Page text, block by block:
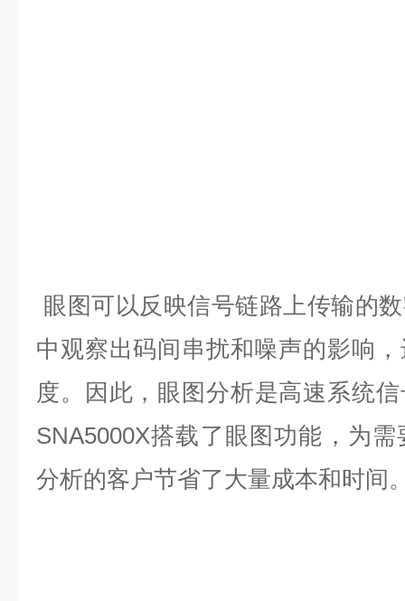
眼图可以反映信号链路上传输的
中观察出码间串扰和噪声的影响
度。
因此，眼图分析是高速系统
SNA5000X搭载了眼图功能，为
分析的客户节省了大量成本和时间